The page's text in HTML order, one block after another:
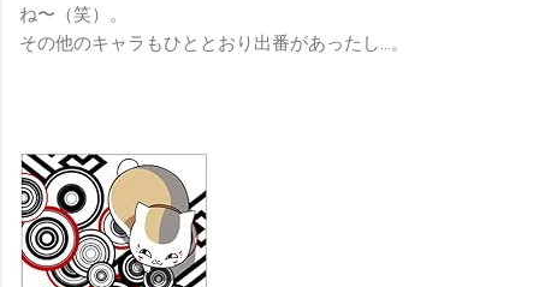
ね〜（笑）。
その他のキャラもひととおり出番があったし…。